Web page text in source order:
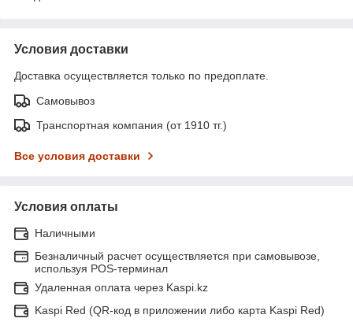
Условия доставки
Доставка осуществляется только по предоплате.
Самовывоз
Транспортная компания (от 1910 тг.)
Все условия доставки
Условия оплаты
Наличными
Безналичный расчет осуществляется при самовывозе,
используя POS-терминал
Удаленная оплата через Kaspi.kz
Kaspi Red (QR-код в приложении либо карта Kaspi Red)